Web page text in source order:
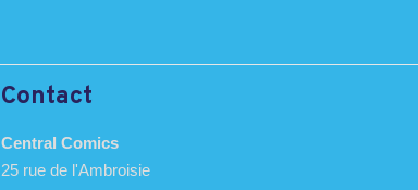
Contact
Central Comics
25 rue de l'Ambroisie